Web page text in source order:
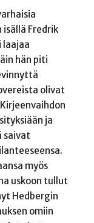
Fredrik
laajaa
hän piti
olivat
ja
saivat
myös
uskoon tullut
Hedbergin
omiin